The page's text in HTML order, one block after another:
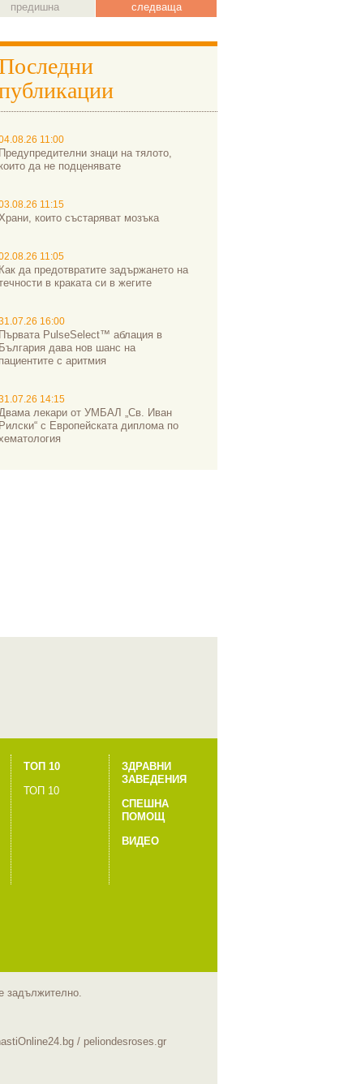
предишна следваща
11:00
Предупредителни знаци на тялото,
които да не подценявате
11:15
които състаряват мозъка
11:05
Как да предотвратите задържането на
в краката си в жегите
16:00
Първата PulseSelect™ аблация в
България дава нов шанс на
пациентите с аритмия
14:15
лекари от УМБАЛ „Св. Иван
Рилски“ с Европейската диплома по
ТОП 10
ТОП 10
ЗДРАВНИ
ЗАВЕДЕНИЯ
СПЕШНА
ПОМОЩ
ВИДЕО
задължително.
/ peliondesroses.gr